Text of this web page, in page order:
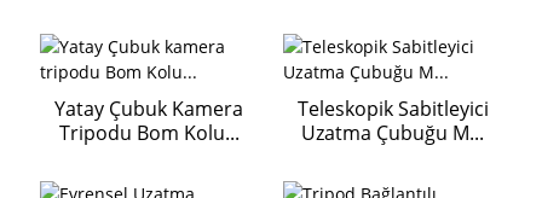
Yatay Çubuk Kamera
Tripodu Bom Kolu...
Teleskopik Sabitleyici
Uzatma Çubuğu M...